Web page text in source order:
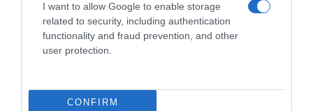
I want to allow Google to enable storage
related to security, including authentication
functionality and fraud prevention, and other
user protection.
CONFIRM
ΔΙΕΘΝΗ
Εξαρθρώθηκε μεγάλο κύκλωμα
Μετέφεραν ναρκωτικά προς την